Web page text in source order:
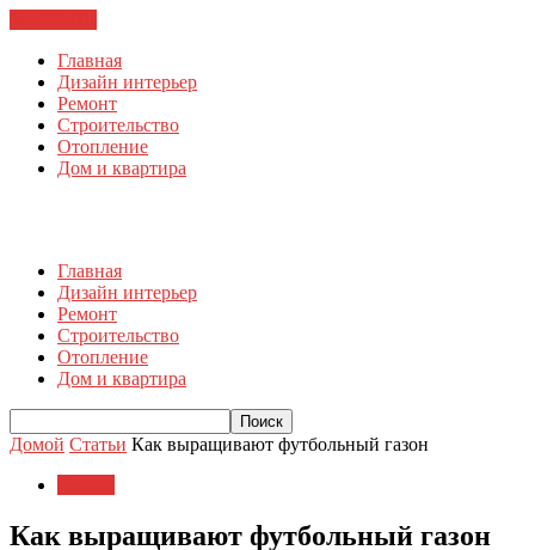
Главная
Дизайн интерьер
Ремонт
Строительство
Отопление
Дом и квартира
Главная
Дизайн интерьер
Ремонт
Строительство
Отопление
Дом и квартира
Домой Статьи Как выращивают футбольный газон
Как выращивают футбольный газон